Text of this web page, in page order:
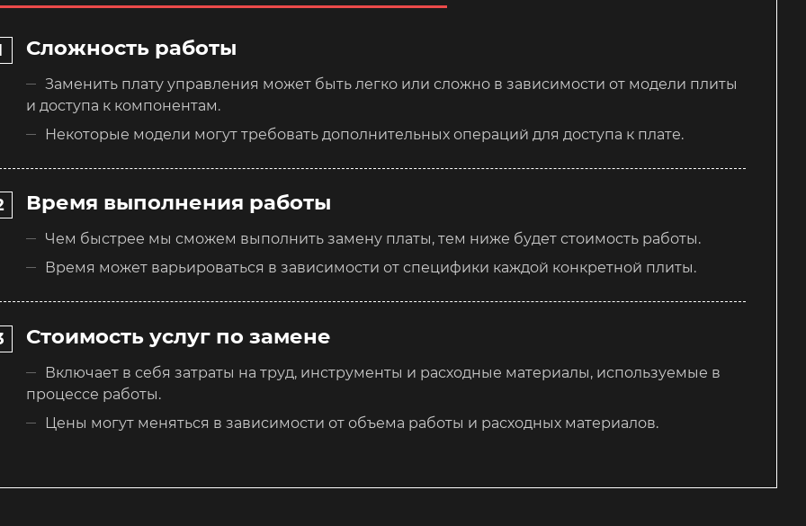
Сложность работы
Заменить плату управления может быть легко или сложно в зависимости от модели плиты
и доступа к компонентам.
Некоторые модели могут требовать дополнительных операций для доступа к плате.
Время выполнения работы
Чем быстрее мы сможем выполнить замену платы, тем ниже будет стоимость работы.
Время может варьироваться в зависимости от специфики каждой конкретной плиты.
Стоимость услуг по замене
Включает в себя затраты на труд, инструменты и расходные материалы, используемые в
процессе работы.
Цены могут меняться в зависимости от объема работы и расходных материалов.